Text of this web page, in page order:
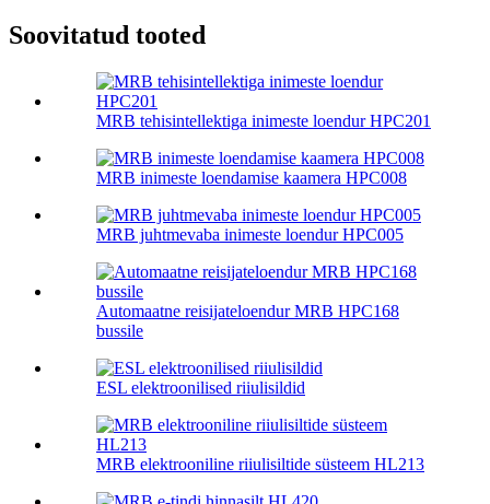
Soovitatud tooted
MRB tehisintellektiga inimeste loendur HPC201
MRB inimeste loendamise kaamera HPC008
MRB juhtmevaba inimeste loendur HPC005
Automaatne reisijateloendur MRB HPC168
bussile
ESL elektroonilised riiulisildid
MRB elektrooniline riiulisiltide süsteem HL213